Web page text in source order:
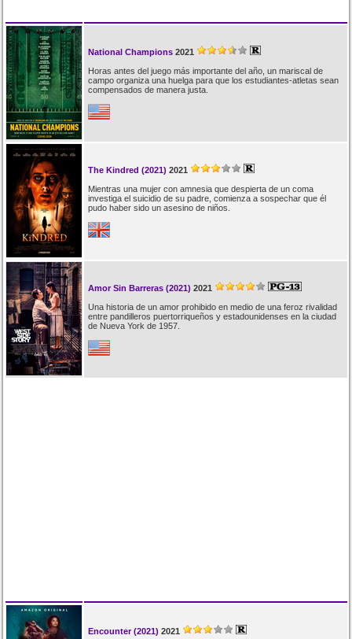
National Champions 2021
Horas antes del juego más importante del año, un mariscal de
campo organiza una huelga para que los estudiantes-atletas sean
compensados de manera justa.
The Kindred (2021) 2021
Mientras una mujer con amnesia que despierta de un coma
investiga el suicidio de su padre, comienza a sospechar que él
pudo haber sido un asesino de niños.
Amor Sin Barreras (2021) 2021
Una historia de un amor prohibido en medio de una feroz rivalidad
entre pandilleros puertorriqueños y estadounidenses en la ciudad
de Nueva York de 1957.
Encounter (2021) 2021